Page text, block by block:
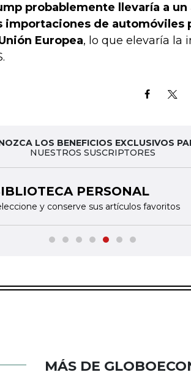
probablemente llevaría a
importaciones de automóviles
Europea, lo que elevaría la
LOS BENEFICIOS EXCLUSIVOS
NUESTROS SUSCRIPTORES
PERSONAL
y conserve sus artículos favoritos
MÁS DE